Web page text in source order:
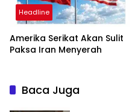
Headline
Amerika Serikat Akan Sulit
Paksa Iran Menyerah
Baca Juga